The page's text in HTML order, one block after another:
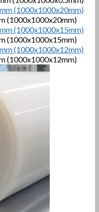
(1000x1000x20mm)
(1000x1000x15mm)
(1000x1000x12mm)